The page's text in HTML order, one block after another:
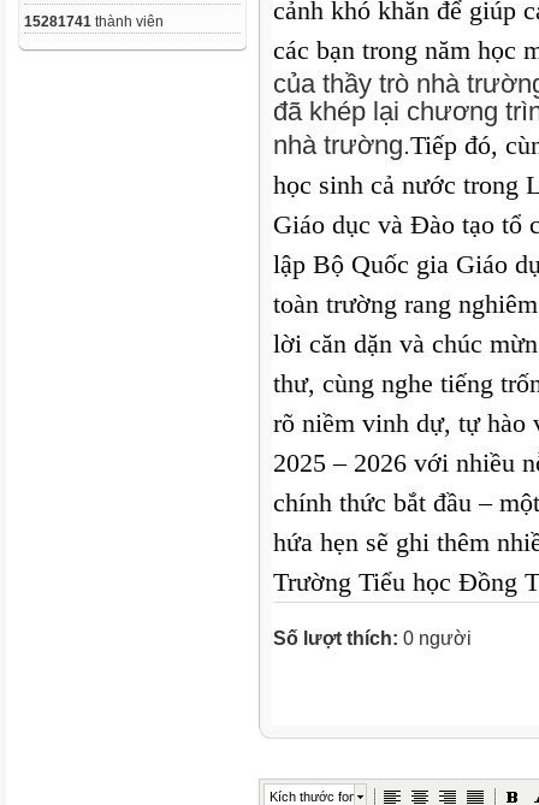
15281741 thành viên
cảnh khó khăn để giúp
các bạn trong năm học
của thầy trò nhà
đã khép lại chương
nhà trường.Tiếp đó,
học sinh cả nước trong
Giáo dục và Đào tạo tổ
lập Bộ Quốc gia Giáo
toàn trường rang
lời căn dặn và chúc
thư, cùng nghe tiếng
rõ niềm vinh dự, tự hào
2025 – 2026 với nhiều
chính thức bắt đầu –
hứa hẹn sẽ ghi thêm
Trường Tiểu học Đồng
Số lượt thích: 0 người
Kích thước font